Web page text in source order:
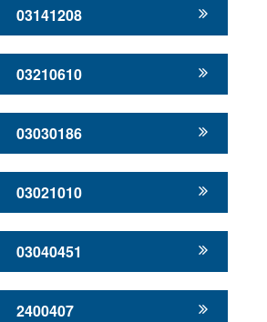
03141208
03210610
03030186
03021010
03040451
2400407